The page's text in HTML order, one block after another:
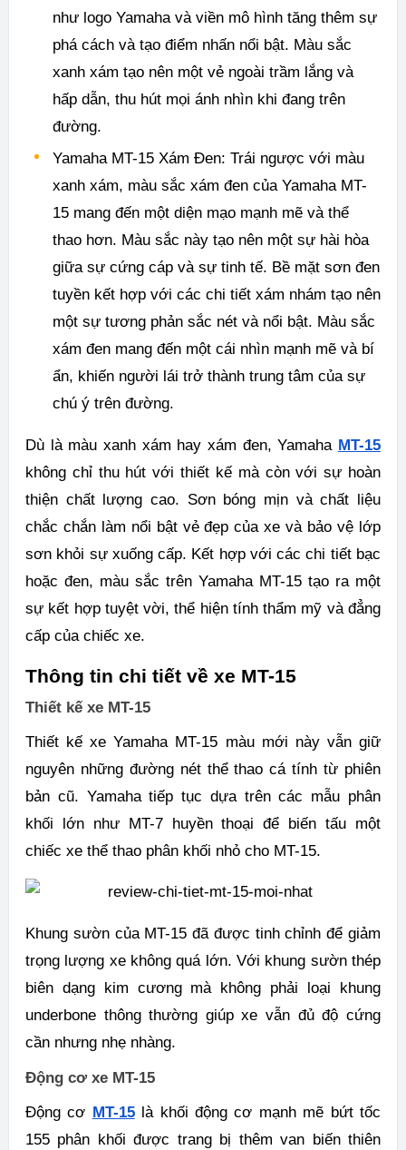
như logo Yamaha và viền mô hình tăng thêm sự
phá cách và tạo điểm nhấn nổi bật. Màu sắc
xanh xám tạo nên một vẻ ngoài trầm lắng và
hấp dẫn, thu hút mọi ánh nhìn khi đang trên
đường.
Yamaha MT-15 Xám Đen: Trái ngược với màu
xanh xám, màu sắc xám đen của Yamaha MT-
15 mang đến một diện mạo mạnh mẽ và thể
thao hơn. Màu sắc này tạo nên một sự hài hòa
giữa sự cứng cáp và sự tinh tế. Bề mặt sơn đen
tuyền kết hợp với các chi tiết xám nhám tạo nên
một sự tương phản sắc nét và nổi bật. Màu sắc
xám đen mang đến một cái nhìn mạnh mẽ và bí
ẩn, khiến người lái trở thành trung tâm của sự
chú ý trên đường.
Dù là màu xanh xám hay xám đen, Yamaha MT-15
không chỉ thu hút với thiết kế mà còn với sự hoàn
thiện chất lượng cao. Sơn bóng mịn và chất liệu
chắc chắn làm nổi bật vẻ đẹp của xe và bảo vệ lớp
sơn khỏi sự xuống cấp. Kết hợp với các chi tiết bạc
hoặc đen, màu sắc trên Yamaha MT-15 tạo ra một
sự kết hợp tuyệt vời, thể hiện tính thẩm mỹ và đẳng
cấp của chiếc xe.
Thông tin chi tiết về xe MT-15
Thiết kế xe MT-15
Thiết kế xe Yamaha MT-15 màu mới này vẫn giữ
nguyên những đường nét thể thao cá tính từ phiên
bản cũ. Yamaha tiếp tục dựa trên các mẫu phân
khối lớn như MT-7 huyền thoại để biến tấu một
chiếc xe thể thao phân khối nhỏ cho MT-15.
Khung sườn của MT-15 đã được tinh chỉnh để giảm
trọng lượng xe không quá lớn. Với khung sườn thép
biên dạng kim cương mà không phải loại khung
underbone thông thường giúp xe vẫn đủ độ cứng
cần nhưng nhẹ nhàng.
Động cơ xe MT-15
Động cơ MT-15là khối động cơ mạnh mẽ bứt tốc
155 phân khối được trang bị thêm van biến thiên